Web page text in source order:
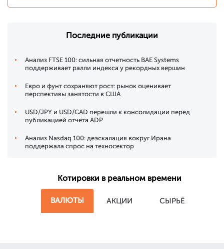
Последние публикации
Анализ FTSE 100: сильная отчетность BAE Systems
поддерживает ралли индекса у рекордных вершин
Евро и фунт сохраняют рост: рынок оценивает
перспективы занятости в США
USD/JPY и USD/CAD перешли к консолидации перед
публикацией отчета ADP
Анализ Nasdaq 100: деэскалация вокруг Ирана
поддержала спрос на техносектор
Котировки в реальном времени
ВАЛЮТЫ АКЦИИ СЫРЬЁ